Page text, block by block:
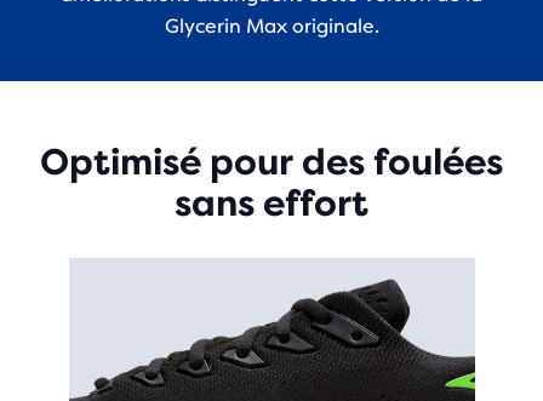
Glycerin Max originale.
Optimisé pour des foulées
sans effort